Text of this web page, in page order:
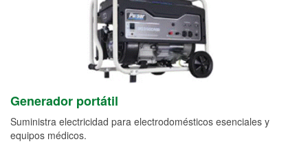
Generador portátil
Suministra electricidad para electrodomésticos esenciales y
equipos médicos.